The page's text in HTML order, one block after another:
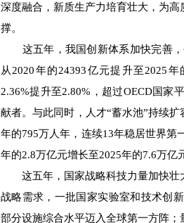
深度融合，新质生产力培育壮大，为
撑。
这五年，我国创新体系加快完善，
从2020年的24393亿元提升至2025
2.36%提升至2.80%，超过OECD国家
献者。与此同时，人才“蓄水池”持续
年的795万人年，连续13年稳居世界第
年的2.8万亿元增长至2025年的7.6万亿
这五年，国家战略科技力量加快壮
战略需求，一批国家实验室和技术创
部分设施综合水平迈入全球第一方阵